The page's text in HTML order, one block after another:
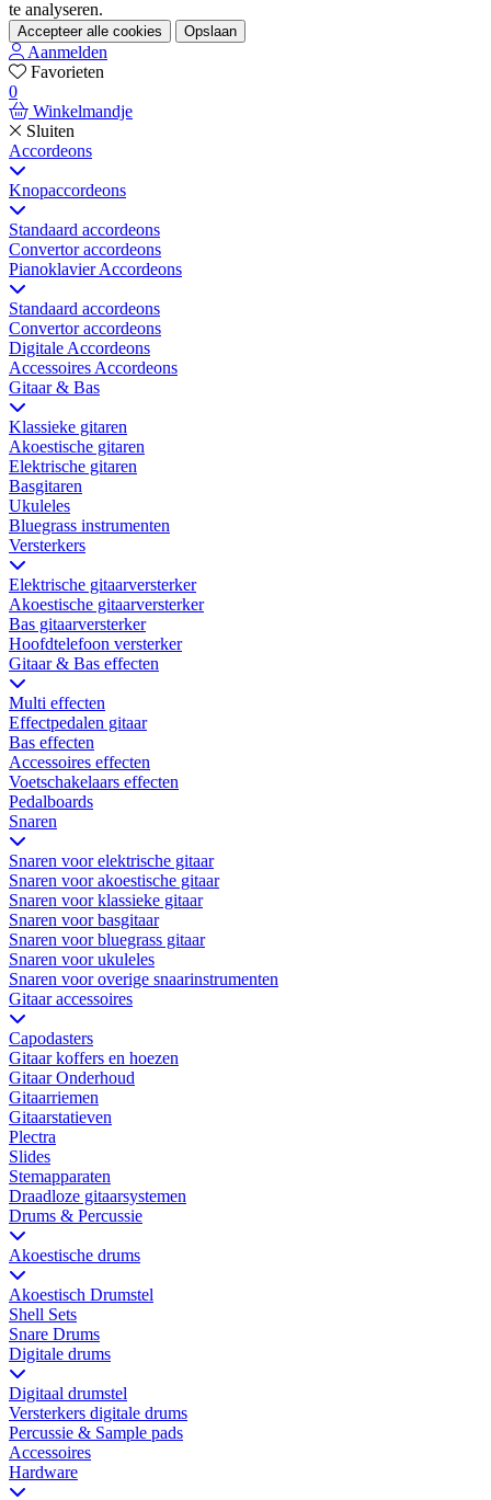
te analyseren.
Accepteer alle cookies Opslaan
Aanmelden
Favorieten
0
Winkelmandje
Sluiten
Accordeons
Knopaccordeons
Standaard accordeons
Convertor accordeons
Pianoklavier Accordeons
Standaard accordeons
Convertor accordeons
Digitale Accordeons
Accessoires Accordeons
Gitaar & Bas
Klassieke gitaren
Akoestische gitaren
Elektrische gitaren
Basgitaren
Ukuleles
Bluegrass instrumenten
Versterkers
Elektrische gitaarversterker
Akoestische gitaarversterker
Bas gitaarversterker
Hoofdtelefoon versterker
Gitaar & Bas effecten
Multi effecten
Effectpedalen gitaar
Bas effecten
Accessoires effecten
Voetschakelaars effecten
Pedalboards
Snaren
Snaren voor elektrische gitaar
Snaren voor akoestische gitaar
Snaren voor klassieke gitaar
Snaren voor basgitaar
Snaren voor bluegrass gitaar
Snaren voor ukuleles
Snaren voor overige snaarinstrumenten
Gitaar accessoires
Capodasters
Gitaar koffers en hoezen
Gitaar Onderhoud
Gitaarriemen
Gitaarstatieven
Plectra
Slides
Stemapparaten
Draadloze gitaarsystemen
Drums & Percussie
Akoestische drums
Akoestisch Drumstel
Shell Sets
Snare Drums
Digitale drums
Digitaal drumstel
Versterkers digitale drums
Percussie & Sample pads
Accessoires
Hardware